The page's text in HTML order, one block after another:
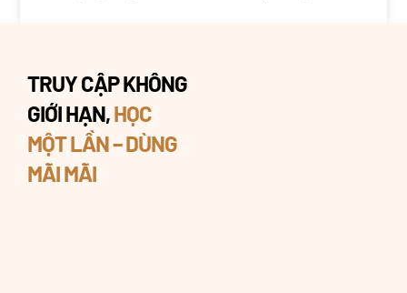
TRUY CẬP KHÔNG
GIỚI HẠN,HỌC
MỘT LẦN – DÙNG
MÃI MÃI